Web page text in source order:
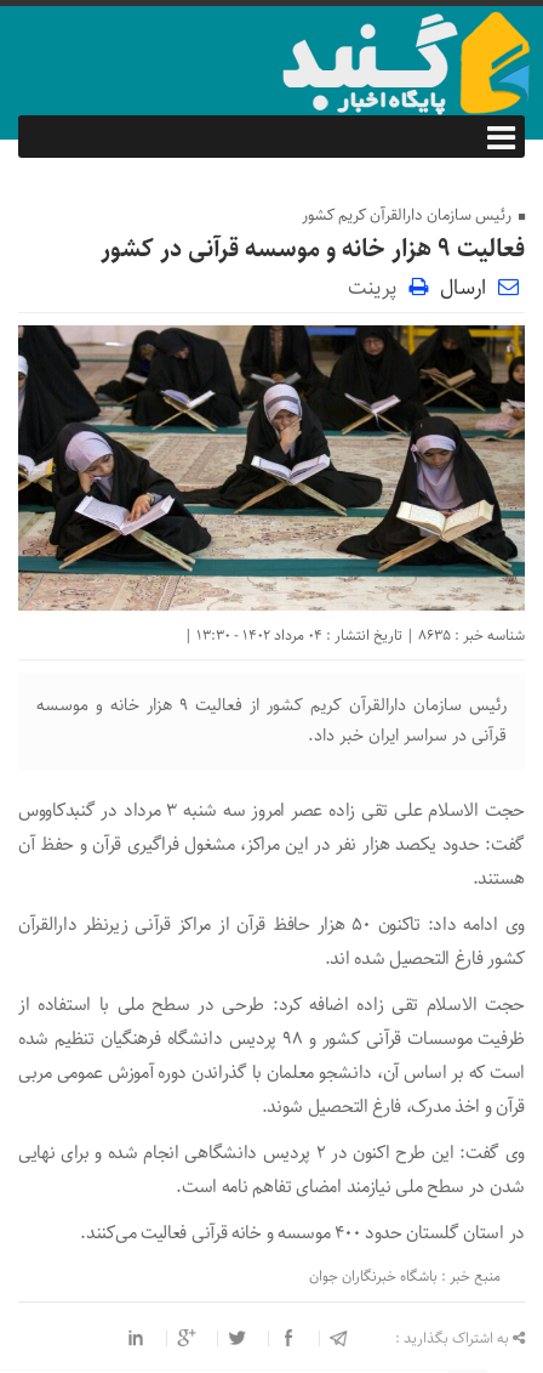
رئیس سازمان دارالقرآن کریم کشور
فعالیت ۹ هزار خانه و موسسه قرآنی در کشور
ارسال پرینت
شناسه خبر : 8635 | تاریخ انتشار : 04 مرداد 1402 - 13:30 |
رئیس سازمان دارالقرآن کریم کشور از فعالیت ۹ هزار خانه و موسسه
قرآنی در سراسر ایران خبر داد.
حجت الاسلام علی تقی زاده عصر امروز سه شنبه ۳ مرداد در گنبدکاووس
گفت: حدود یکصد هزار نفر در این مراکز، مشغول فراگیری قرآن و حفظ آن
هستند.
وی ادامه داد: تاکنون ۵۰ هزار حافظ قرآن از مراکز قرآنی زیرنظر دارالقرآن
کشور فارغ التحصیل شده اند.
حجت الاسلام تقی زاده اضافه کرد: طرحی در سطح ملی با استفاده از
ظرفیت موسسات قرآنی کشور و ۹۸ پردیس دانشگاه فرهنگیان تنظیم شده
است که بر اساس آن، دانشجو معلمان با گذراندن دوره آموزش عمومی مربی
قرآن و اخذ مدرک، فارغ التحصیل شوند.
وی گفت: این طرح اکنون در ۲ پردیس دانشگاهی انجام شده و برای نهایی
شدن در سطح ملی نیازمند امضای تفاهم نامه است.
در استان گلستان حدود ۴٠٠ موسسه و خانه قرآنی فعالیت می‌کنند.
منبع خبر : باشگاه خبرنگاران جوان
به اشتراک بگذارید :